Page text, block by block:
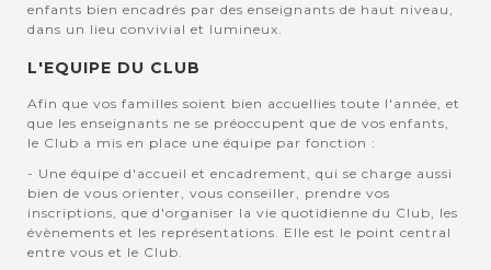
enfants bien encadrés par des enseignants de haut niveau,
dans un lieu convivial et lumineux.
L'EQUIPE DU CLUB
Afin que vos familles soient bien accuellies toute l'année, et
que les enseignants ne se préoccupent que de vos enfants,
le Club a mis en place une équipe par fonction :
- Une équipe d'accueil et encadrement, qui se charge aussi
bien de vous orienter, vous conseiller, prendre vos
inscriptions, que d'organiser la vie quotidienne du Club, les
évènements et les représentations. Elle est le point central
entre vous et le Club.